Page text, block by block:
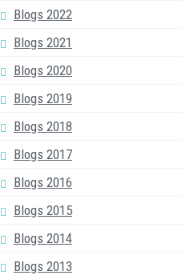
Blogs 2022
Blogs 2021
Blogs 2020
Blogs 2019
Blogs 2018
Blogs 2017
Blogs 2016
Blogs 2015
Blogs 2014
Blogs 2013